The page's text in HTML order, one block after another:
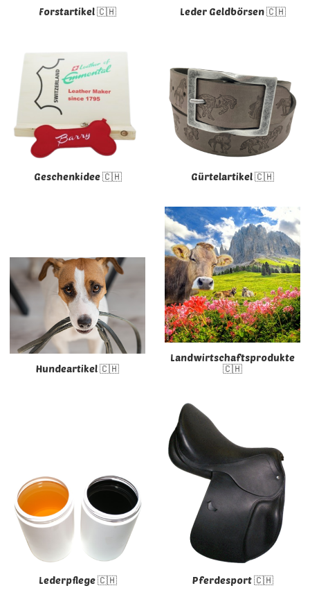
Forstartikel 🇨🇭 Leder Geldbörsen 🇨🇭
Geschenkidee 🇨🇭 Gürtelartikel 🇨🇭
Hundeartikel 🇨🇭
Landwirtschaftsprodukte
🇨🇭
Lederpflege 🇨🇭 Pferdesport 🇨🇭